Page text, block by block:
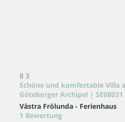
8 3
Schöne und komfortable Villa
Göteborger Archipel | SE08031
Västra Frölunda - Ferienhaus
1 Bewertung